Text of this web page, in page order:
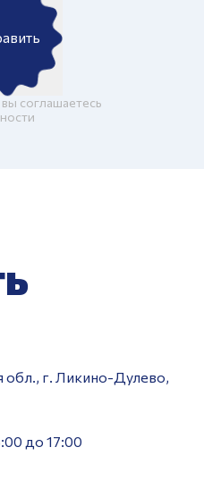
соглашаетесь
обл., г. Ликино-Дулево,
до 17:00